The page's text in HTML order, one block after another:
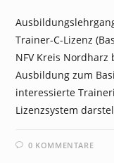
Trainer-C-Lizenz
NFV Kreis
Ausbildung zum
interessierte
Lizenzsystem
0 KOMMENTARE